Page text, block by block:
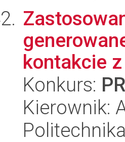
kontakcie
Konkurs:
Kierownik: